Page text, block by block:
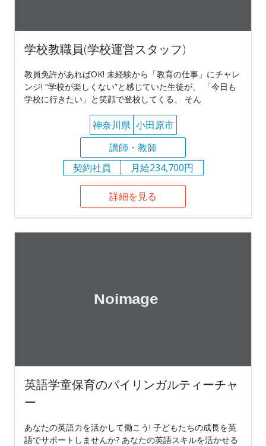
学校教職員(学校運営スタッフ)
教員免許があればOK! 未経験から「教育の仕事」にチャレ
ンジ! “学校が楽しくない”と感じていた生徒が、 「今日も
学校に行きたい」と笑顔で登校してくる、 そん
神奈川県 小田原市
講師・教師
契約社員
月給234,700円
詳細を見る
英語学童保育のバイリンガルティーチャ
ー
あなたの英語力を活かして働こう! 子どもたちの成長を英
語でサポートしませんか? あなたの英語スキルを活かせる